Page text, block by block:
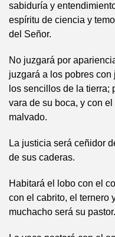
sabiduría y
espíritu de ciencia y
del Señor.
No juzgará por
juzgará a los pobres
los sencillos de la tierra;
vara de su boca, y con
malvado.
La justicia será ceñidor
de sus caderas.
Habitará el lobo con el
con el cabrito, el ternero
muchacho será su pastor.